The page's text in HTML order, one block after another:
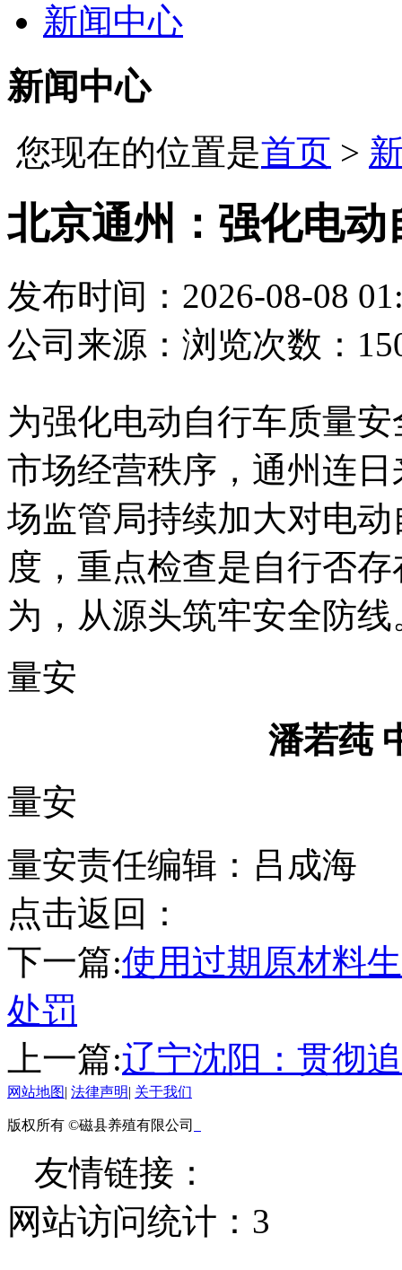
新闻中心
新闻中心
您现在的位置是首页 >
北京通州：强化电
发布时间：2026-08-08
公司 来源： 浏览次数：
为强化电动自行车质量
市场经营秩序，通州 连日
场监管局持续加大对电
度，重点检查是自行否
为，从源头筑牢安全防
量安
潘若莼
量安
量安责任编辑：吕成海
点击返回：
下一篇:使用过期原材料
处罚
上一篇:辽宁沈阳：贯彻
网站地图| 法律声明| 关于我们
版权所有 ©磁县养殖有限公司
友情链接：
网站访问统计： 3